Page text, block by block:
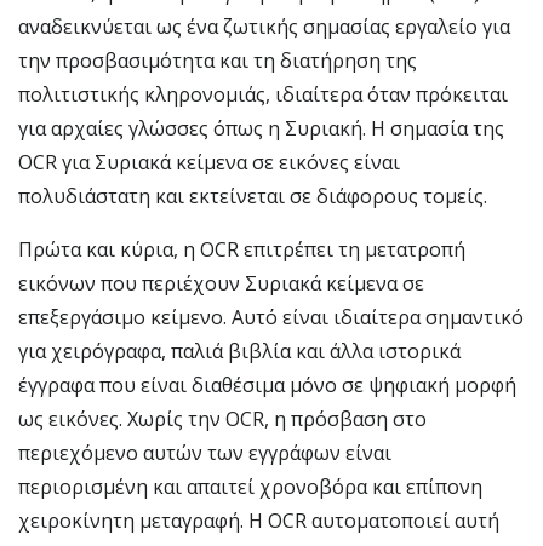
αναδεικνύεται ως ένα ζωτικής σημασίας εργαλείο για
την προσβασιμότητα και τη διατήρηση της
πολιτιστικής κληρονομιάς, ιδιαίτερα όταν πρόκειται
για αρχαίες γλώσσες όπως η Συριακή. Η σημασία της
OCR για Συριακά κείμενα σε εικόνες είναι
πολυδιάστατη και εκτείνεται σε διάφορους τομείς.
Πρώτα και κύρια, η OCR επιτρέπει τη μετατροπή
εικόνων που περιέχουν Συριακά κείμενα σε
επεξεργάσιμο κείμενο. Αυτό είναι ιδιαίτερα σημαντικό
για χειρόγραφα, παλιά βιβλία και άλλα ιστορικά
έγγραφα που είναι διαθέσιμα μόνο σε ψηφιακή μορφή
ως εικόνες. Χωρίς την OCR, η πρόσβαση στο
περιεχόμενο αυτών των εγγράφων είναι
περιορισμένη και απαιτεί χρονοβόρα και επίπονη
χειροκίνητη μεταγραφή. Η OCR αυτοματοποιεί αυτή